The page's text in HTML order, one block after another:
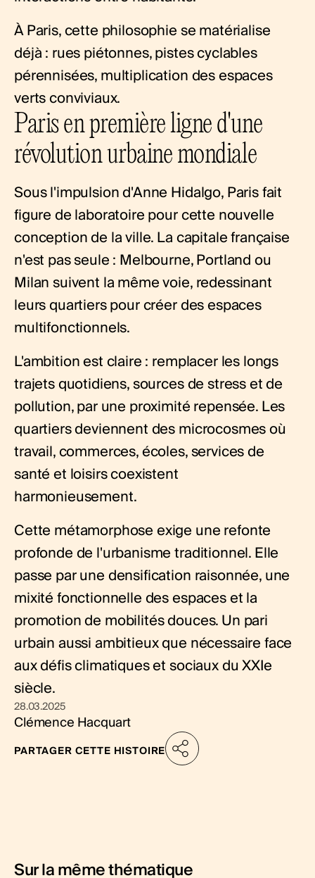
À Paris, cette philosophie se matérialise
déjà : rues piétonnes, pistes cyclables
pérennisées, multiplication des espaces
verts conviviaux.
Paris en première ligne d'une
révolution urbaine mondiale
Sous l'impulsion d'Anne Hidalgo, Paris fait
figure de laboratoire pour cette nouvelle
conception de la ville. La capitale française
n'est pas seule : Melbourne, Portland ou
Milan suivent la même voie, redessinant
leurs quartiers pour créer des espaces
multifonctionnels.
L'ambition est claire : remplacer les longs
trajets quotidiens, sources de stress et de
pollution, par une proximité repensée. Les
quartiers deviennent des microcosmes où
travail, commerces, écoles, services de
santé et loisirs coexistent
harmonieusement.
Cette métamorphose exige une refonte
profonde de l'urbanisme traditionnel. Elle
passe par une densification raisonnée, une
mixité fonctionnelle des espaces et la
promotion de mobilités douces. Un pari
urbain aussi ambitieux que nécessaire face
aux défis climatiques et sociaux du XXIe
siècle.
28.03.2025
Clémence Hacquart
PARTAGER CETTE HISTOIRE
Sur la même thématique